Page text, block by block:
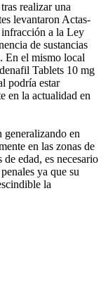
realizar una
levantaron Actas-
a la Ley
de sustancias
En el mismo local
Tablets 10 mg
podría estar
en la actualidad en
generalizando en
en las zonas de
edad, es necesario
ya que su
la